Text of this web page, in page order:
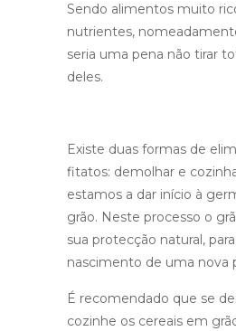
Sendo alimentos muito
nutrientes,
seria uma pena não tirar
deles.
Existe duas formas de
fitatos: demolhar e
estamos a dar início à
grão. Neste processo o
sua protecção natural,
nascimento de uma nova
É recomendado que se
cozinhe os cereais em